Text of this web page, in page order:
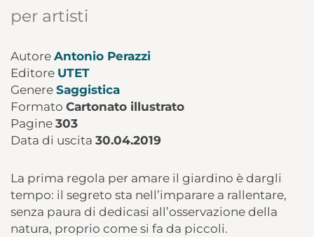
per artisti
Autore Antonio Perazzi
Editore UTET
Genere Saggistica
Formato Cartonato illustrato
Pagine 303
Data di uscita 30.04.2019
La prima regola per amare il giardino è dargli
tempo: il segreto sta nell’imparare a rallentare,
senza paura di dedicasi all’osservazione della
natura, proprio come si fa da piccoli.